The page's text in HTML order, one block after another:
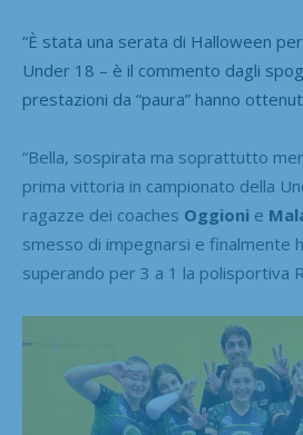
“È stata una serata di Halloween
Under 18 – è il commento dagli
prestazioni da “paura” hanno
“Bella, sospirata ma soprattutto
prima vittoria in campionato della
ragazze dei coaches Oggioni e
smesso di impegnarsi e finalmente
superando per 3 a 1 la polisportiva